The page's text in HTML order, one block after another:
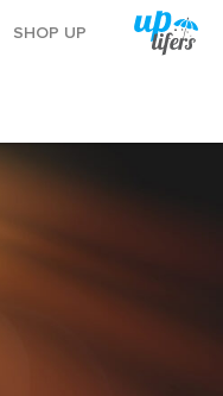
SHOP UP